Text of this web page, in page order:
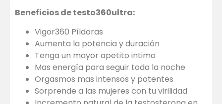
Beneficios de testo360ultra:
Vigor360 Píldoras
Aumenta la potencia y duración
Tenga un mayor apetito intimo
Mas energía para seguir toda la noche
Orgasmos mas intensos y potentes
Sorprende a las mujeres con tu virilidad